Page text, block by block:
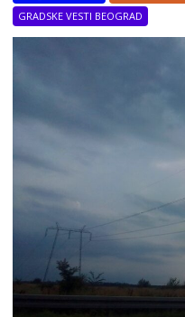
GRADSKE VESTI BEOGRAD